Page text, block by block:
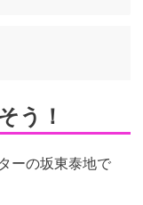
う！
ーの坂東泰地で